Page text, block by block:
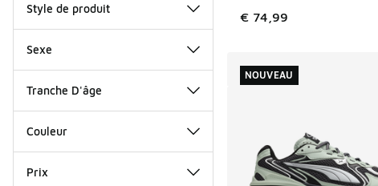
Style de produit
Sexe
Tranche D'âge
Couleur
Prix
€ 74,99
NOUVEAU